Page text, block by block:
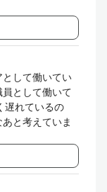
して働いてい
として働いて
遅れているの
と考えていま